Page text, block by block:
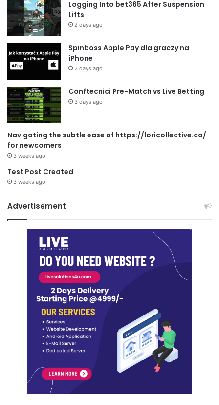
Logging Into bet365 After Suspension
Lifts
2 days ago
Spinboss Apple Pay dla graczy na
iPhone
2 days ago
Conftecnici Pre-Match vs Live Betting
3 days ago
Navigating the subtle ease of https://loricollective.ca/
for newcomers
3 weeks ago
Test Post Created
3 weeks ago
Advertisement